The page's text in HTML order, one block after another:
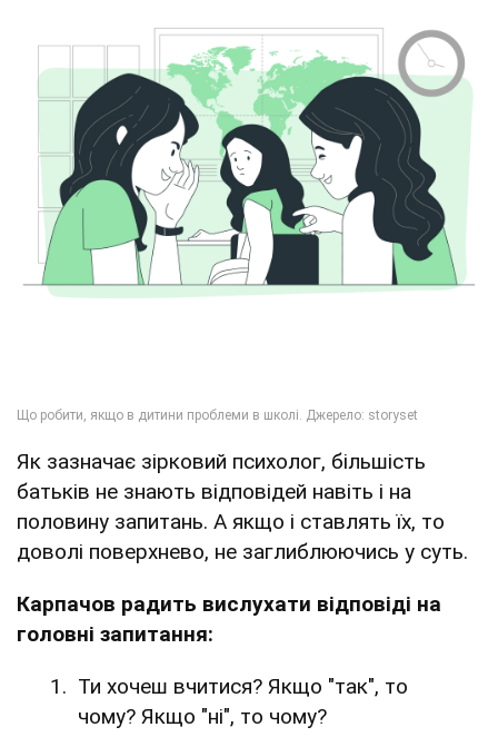
Як зазначає зірковий психолог, більшість
батьків не знають відповідей навіть і на
половину запитань. А якщо і ставлять їх, то
доволі поверхнево, не заглиблюючись у суть.
Карпачов радить вислухати відповіді на
головні запитання:
Ти хочеш вчитися? Якщо "так", то
чому? Якщо "ні", то чому?